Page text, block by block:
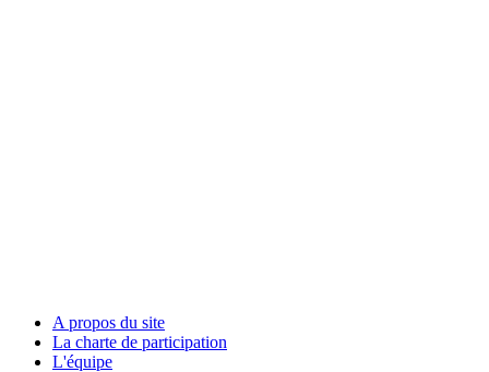
A propos du site
La charte de participation
L'équipe